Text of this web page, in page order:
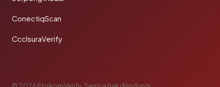
ConectiqScan
CcclsuraVerify